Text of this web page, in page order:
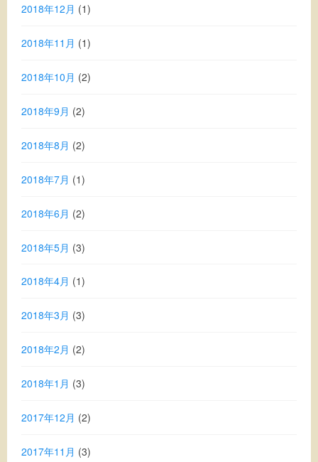
2018年12月 (1)
2018年11月 (1)
2018年10月 (2)
2018年9月 (2)
2018年8月 (2)
2018年7月 (1)
2018年6月 (2)
2018年5月 (3)
2018年4月 (1)
2018年3月 (3)
2018年2月 (2)
2018年1月 (3)
2017年12月 (2)
2017年11月 (3)